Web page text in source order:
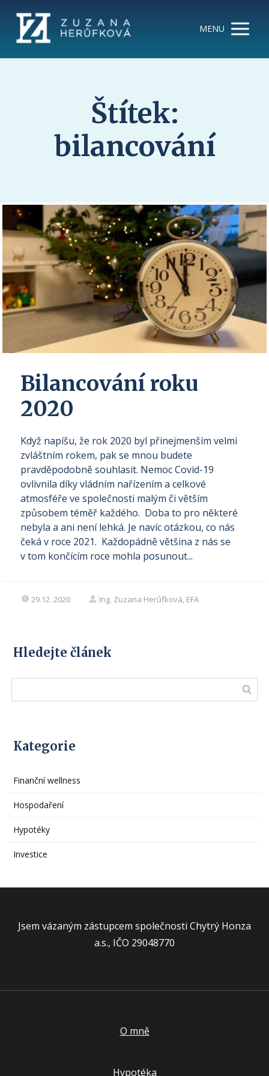
MENU
Štítek:
bilancování
Bilancování roku
2020
Když napíšu, že rok 2020 byl přinejmenším velmi
zvláštním rokem, pak se mnou budete
pravděpodobně souhlasit. Nemoc Covid-19
ovlivnila díky vládním nařízením a celkové
atmosféře ve společnosti malým či větším
způsobem téměř každého. Doba to pro některé
nebyla a ani není lehká. Je navíc otázkou, co nás
čeká v roce 2021. Každopádně většina z nás se
v tom končícím roce mohla posunout...
29.12. 2020 Ing. Zuzana Herůfková, EFA
Hledejte článek
Kategorie
Finanční wellness
Hospodaření
Hypotéky
Investice
Jsem vázaným zástupcem společnosti Chytrý Honza
a.s., IČO 29048770
O mně
Hypotéka